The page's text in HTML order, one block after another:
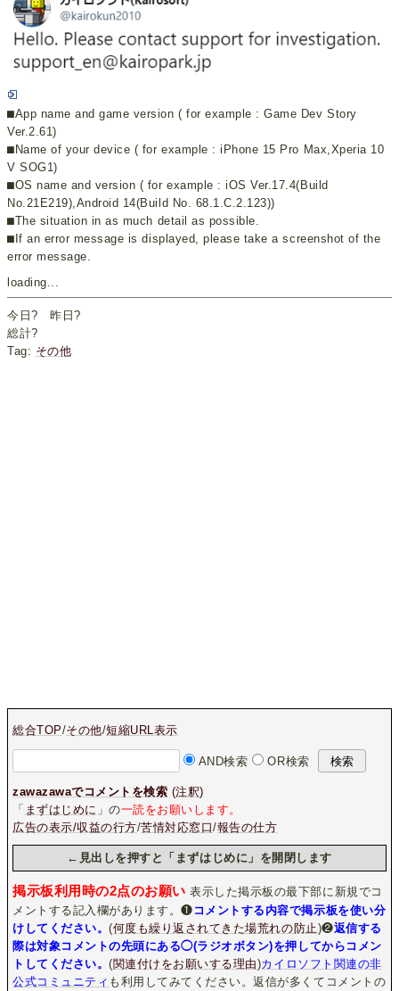
⬛︎App name and game version ( for example : Game Dev Story
Ver.2.61)
⬛︎Name of your device ( for example : iPhone 15 Pro Max,Xperia 10
V SOG1)
⬛︎OS name and version ( for example : iOS Ver.17.4(Build
No.21E219),Android 14(Build No. 68.1.C.2.123))
⬛︎The situation in as much detail as possible.
⬛︎If an error message is displayed, please take a screenshot of the
error message.
loading...
今日? 昨日?
総計?
Tag: その他
総合TOP/その他/短縮URL表示
AND検索 OR検索
zawazawaでコメントを検索 (注釈)
「 まずはじめに 」の一読をお願いします。
広告の表示/収益の行方/苦情対応窓口/報告の仕方
←見出しを押すと「まずはじめに」を開閉します
掲示板利用時の2点のお願い 表示した掲示板の最下部に新規でコ
メントする記入欄があります。❶ コメントする内容で掲示板を使い分
けしてください。(何度も繰り返されてきた場荒れの防止)❷返信する
際は対象コメントの先頭にある◯(ラジオボタン)を押してからコメン
トしてください。(関連付けをお願いする理由)カイロソフト関連の非
公式コミュニティ も利用してみてください。返信が多くてコメントの